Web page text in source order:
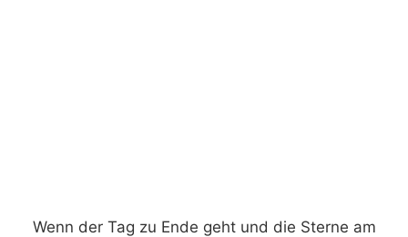
Wenn der Tag zu Ende geht und die Sterne am